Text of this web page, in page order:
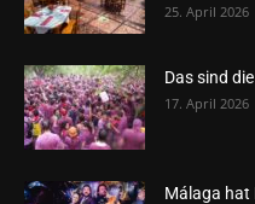
25. April 2026
Das sind
17. April 2026
Málaga hat